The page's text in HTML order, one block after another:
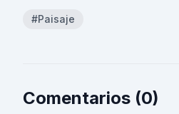
#Paisaje
Comentarios (0)